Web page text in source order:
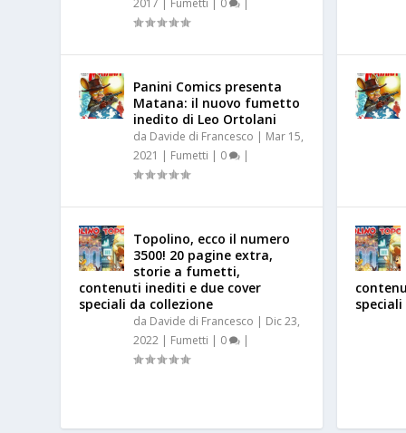
Panini Comics presenta
Matana: il nuovo fumetto
inedito di Leo Ortolani
da Davide di Francesco | Mar 15,
2021 | Fumetti | 0 |
Topolino, ecco il numero
3500! 20 pagine extra,
storie a fumetti,
contenuti inediti e due cover
speciali da collezione
da Davide di Francesco | Dic 23,
2022 | Fumetti | 0 |